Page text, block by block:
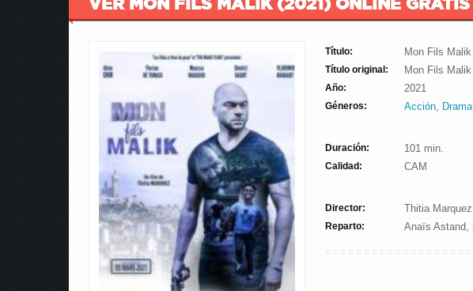
Título: Mon Fils Malik
Título original: Mon Fils Malik
Año: 2021
Géneros: Acción, Drama
Duración: 101 min.
Calidad: CAM
Director: Thitia Marquez
Reparto: Anaïs Astand,